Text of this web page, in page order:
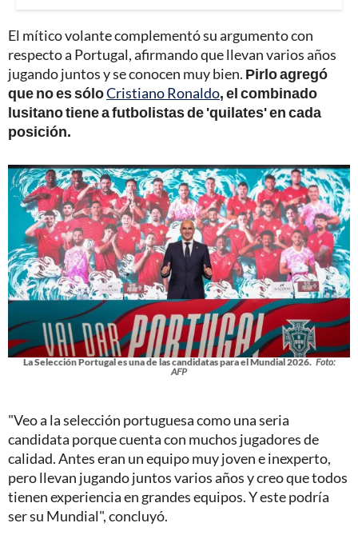
El mítico volante complementó su argumento con
respecto a Portugal, afirmando que llevan varios años
jugando juntos y se conocen muy bien. Pirlo agregó
que no es sóloCristiano Ronaldo, el combinado
lusitano tiene a futbolistas de 'quilates' en cada
posición.
La Selección Portugal es una de las candidatas para el Mundial 2026. Foto:
AFP
"Veo a la selección portuguesa como una seria
candidata porque cuenta con muchos jugadores de
calidad. Antes eran un equipo muy joven e inexperto,
pero llevan jugando juntos varios años y creo que todos
tienen experiencia en grandes equipos. Y este podría
ser su Mundial", concluyó.